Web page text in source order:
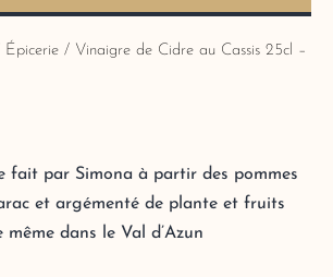
Épicerie / Vinaigre de Cidre au Cassis 25cl –
fait par Simona à partir des pommes
et argémenté de plante et fruits
même dans le Val d’Azun